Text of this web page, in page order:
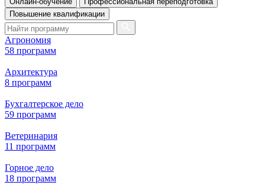
Повышение квалификации
Агрономия
58 программ
Архитектура
8 программ
Бухгалтерское дело
59 программ
Ветеринария
11 программ
Горное дело
18 программ